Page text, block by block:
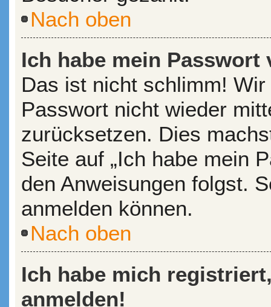
Nach oben
Ich habe mein Passwort
Das ist nicht schlimm!
Passwort nicht wieder
zurücksetzen. Dies
Seite auf „Ich habe mein
den Anweisungen folgst.
anmelden können.
Nach oben
Ich habe mich
anmelden!